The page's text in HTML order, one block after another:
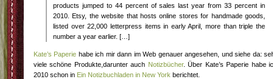
products jumped to 44 percent of sales last year from 33 percent in
2010. Etsy, the website that hosts online stores for handmade goods,
listed over 22,000 letterpress items in early April, more than triple the
number a year earlier. […]
Kate’s Paperie habe ich mir dann im Web genauer angesehen, und siehe da:
viele schöne Produkte,darunter auch Notizbücher. Über Kate’s Paperie habe
2010 schon in Ein Notizbuchladen in New York berichtet.